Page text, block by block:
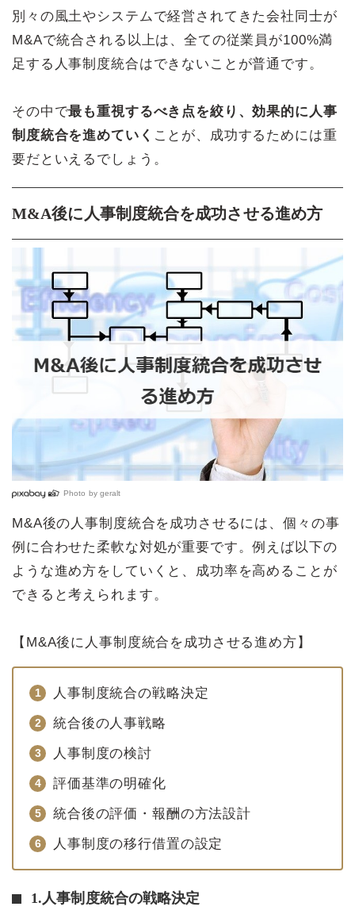
別々の風土やシステムで経営されてきた会社同士が
M&Aで統合される以上は、全ての従業員が100%満
足する人事制度統合はできないことが普通です。
その中で最も重視するべき点を絞り、効果的に人事
制度統合を進めていく ことが、成功するためには重
要だといえるでしょう。
M&A後に人事制度統合を成功させる進め方
Photo by geralt
M&A後の人事制度統合を成功させるには、個々の事
例に合わせた柔軟な対処が重要です。例えば以下の
ような進め方をしていくと、成功率を高めることが
できると考えられます。
【M&A後に人事制度統合を成功させる進め方】
人事制度統合の戦略決定
統合後の人事戦略
人事制度の検討
評価基準の明確化
統合後の評価・報酬の方法設計
人事制度の移行借置の設定
1.人事制度統合の戦略決定